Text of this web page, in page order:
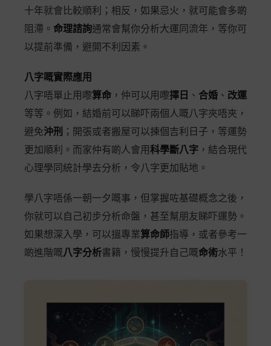
十年就會比較順利；相反，如果忌火，就可能會多啲
阻滯。 命理諮詢通常會幫你分析大運同流年，等你可
以提前準備，避開不利因素。
八字嘅實際應用
八字唔單止用嚟算命 ，仲可以用嚟擇日 、 合婚 、 改運
等等。例如，結婚前可以睇吓兩個人嘅八字夾唔夾，
避免沖刑
；開張或者搬屋可以揀個吉利日子，等運勢
更加順利。而家仲有啲人會用科學斷八字 ，結合現代
心理學同統計學去分析，令八字更加貼地。
學八字唔係一朝一夕嘅事，但掌握咗基礎概念之後，
你就可以自己初步分析命盤，甚至幫朋友睇吓運勢。
如果想深入學，可以搵專業算命師指導，或者參考一
啲進階嘅八字分析書籍，慢慢提升自己嘅命術水平！